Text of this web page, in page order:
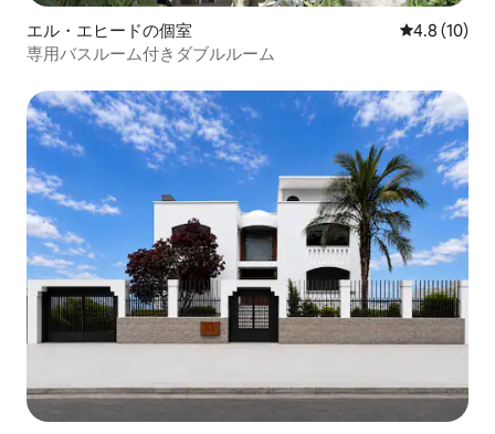
エル・エヒードの個室 レビュー10
4.8 (10)
専用バスルーム付きダブルルーム